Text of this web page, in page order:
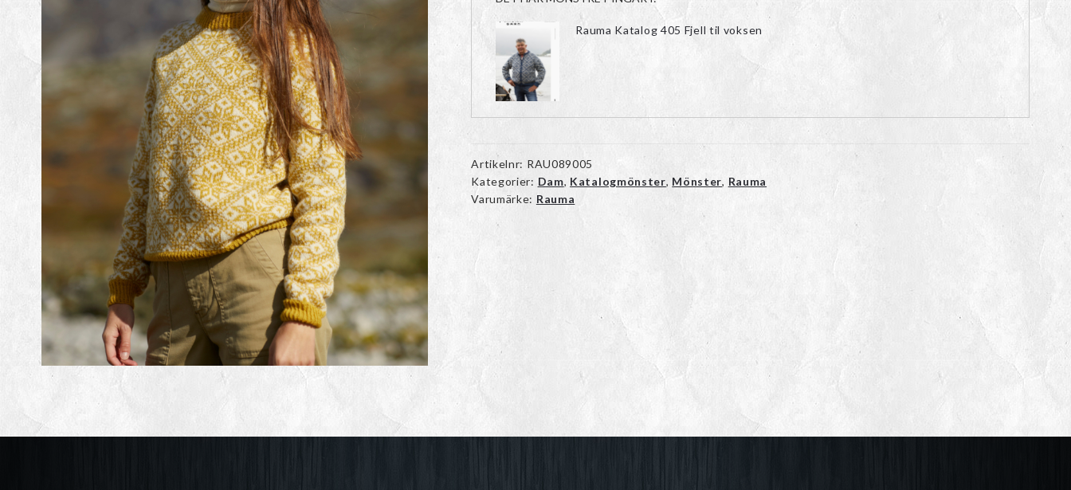
Rauma Katalog 405 Fjell til voksen
Artikelnr: RAU089005
Kategorier: Dam, Katalogmönster, Mönster, Rauma
Varumärke: Rauma